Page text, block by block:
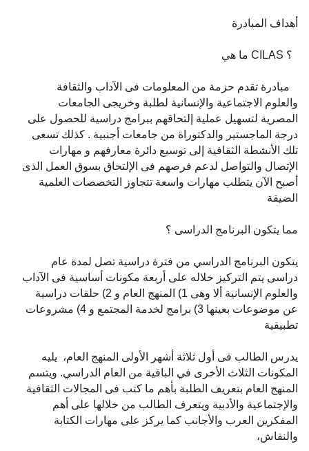
أهداف المبادرة
؟ CILAS ما هي
مبادرة تقدم حزمة من المعلومات فى الآداب والثقافة
والعلوم الاجتماعية والإنسانية لطلبة وخريجى الجامعات
المصرية لتسهيل عملية إلتحاقهم ببرامج دراسية للحصول على
درجة الماجستير والدكتوراة من جامعات أجنبية . كذلك تسعى
تلك الأنشطة الثقافية إلى توسيع دائرة معارفهم و مهارات
الإتصال والتواصل لدعم فرصهم فى الإلتحاق بسوق العمل الذى
أصبح الآن يتطلب مهارات واسعة تتجاوز التخصصات العلمية
الضيقة
مما يتكون البرنامج الدراسى ؟
يتكون البرنامج الدراسي من فترة دراسية تصل لمدة عام
دراسى يتم التركيز خلاله على أربعة مكونات أساسية فى الآداب
والعلوم الإنسانية ألا وهى 1) المنهج العام و 2) حلقات دراسية
عن موضوعات بعينها 3) برامج لخدمة المجتمع و 4) مشروعات
تطبيقية
يدرس الطالب فى أول ثلاثة أشهر الأولى المنهج العام، يليه
المكونات الثلاث الأخرى في الباقية من العام الدراسي. ويتسم
المنهج العام بتعريف الطلبة بأهم ما كتب فى المجالات الثقافية
والإجتماعية والأدبية ويتعرف الطالب من خلالها على أهم
المفكرين العرب والأجانب كما يركز على مهارات الكتابة
والنقاش،